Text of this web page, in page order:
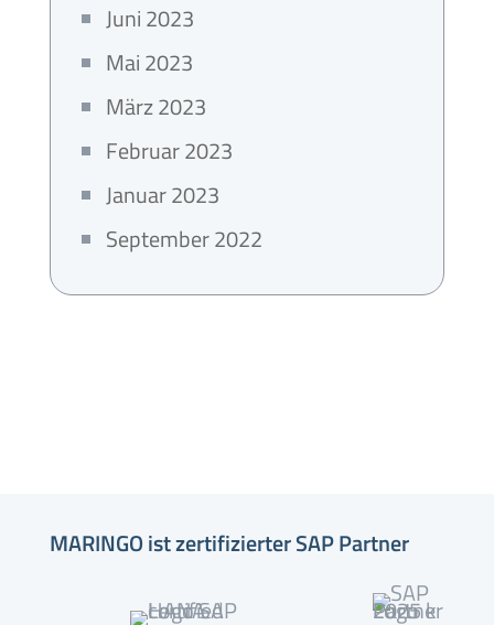
Juni 2023
Mai 2023
März 2023
Februar 2023
Januar 2023
September 2022
MARINGO ist zertifizierter SAP Partner